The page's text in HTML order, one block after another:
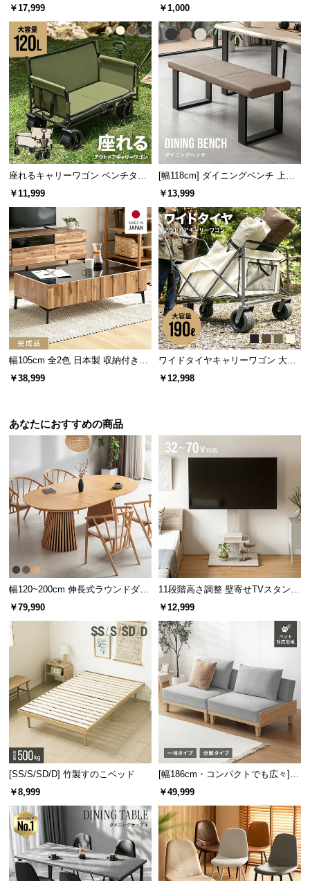
つ
い
て
返
品・
キ
ャ
ン
セ
ル
に
つ
て
保
証
に
つ
い
て
会
約
い
て
お
サ
ポ
お
知
ら
ブ
ロ
グ
企
業
￥17,999
セット
￥1,000
座れるキャリーワゴン ベンチタイ
プ 大容量120L 耐荷重150kg
￥11,999
[幅118cm] ダイニングベンチ 上品
なPVCレザー×スチール脚 耐荷重2
￥13,999
幅105cm 全2色 日本製 収納付きセ
ンターテーブル TCT-008
￥38,999
ワイドタイヤキャリーワゴン 大容
量190L 耐荷重150kg
￥12,998
あなたにおすすめの商品
幅120~200cm 伸長式ラウンドダイ
ニングテーブル 6人掛け 天然木突
￥79,990
11段階高さ調整 壁寄せTVスタンド
キャスター付き 上下左右角度調節
￥12,999
[SS/S/SD/D] 竹製すのこベッド
￥8,999
[幅186cm・コンパクトでも広々] 3
人掛けソファベッド リクライニン
￥49,999